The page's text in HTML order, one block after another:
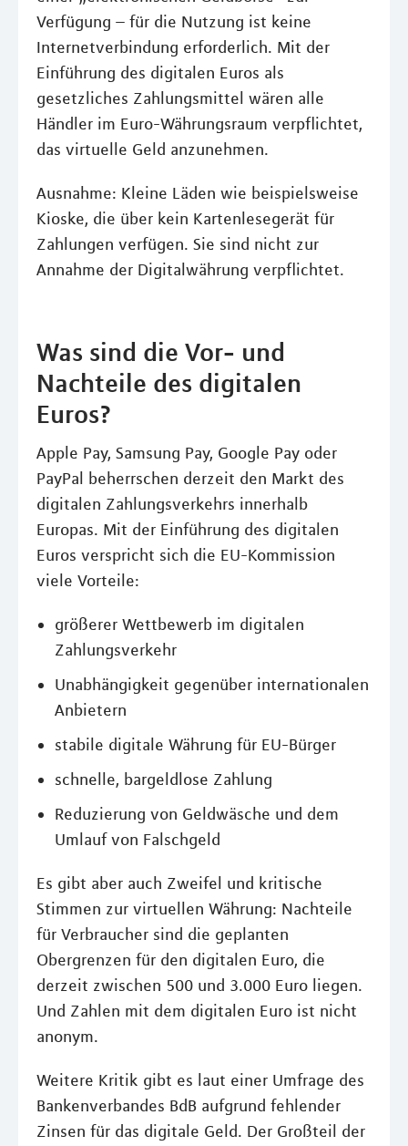
Verfügung – für die Nutzung ist keine
Internetverbindung erforderlich. Mit der
Einführung des digitalen Euros als
gesetzliches Zahlungsmittel wären alle
Händler im Euro-Währungsraum verpflichtet,
das virtuelle Geld anzunehmen.
Ausnahme: Kleine Läden wie beispielsweise
Kioske, die über kein Kartenlesegerät für
Zahlungen verfügen. Sie sind nicht zur
Annahme der Digitalwährung verpflichtet.
Was sind die Vor- und
Nachteile des digitalen
Euros?
Apple Pay, Samsung Pay, Google Pay oder
PayPal beherrschen derzeit den Markt des
digitalen Zahlungsverkehrs innerhalb
Europas. Mit der Einführung des digitalen
Euros verspricht sich die EU-Kommission
viele Vorteile:
größerer Wettbewerb im digitalen
Zahlungsverkehr
Unabhängigkeit gegenüber internationalen
Anbietern
stabile digitale Währung für EU-Bürger
schnelle, bargeldlose Zahlung
Reduzierung von Geldwäsche und dem
Umlauf von Falschgeld
Es gibt aber auch Zweifel und kritische
Stimmen zur virtuellen Währung: Nachteile
für Verbraucher sind die geplanten
Obergrenzen für den digitalen Euro, die
derzeit zwischen 500 und 3.000 Euro liegen.
Und Zahlen mit dem digitalen Euro ist nicht
anonym.
Weitere Kritik gibt es laut einer Umfrage des
Bankenverbandes BdB aufgrund fehlender
Zinsen für das digitale Geld. Der Großteil der